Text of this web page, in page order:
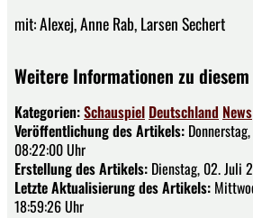
mit: Alexej, Anne Rab, Larsen Sechert
Weitere Informationen zu
Kategorien:Schauspiel Deutschland News
Veröffentlichung des Artikels:
08:22:00 Uhr
Erstellung des Artikels: Dienstag, 02. Juli
Letzte Aktualisierung des Artikels:
18:59:26 Uhr